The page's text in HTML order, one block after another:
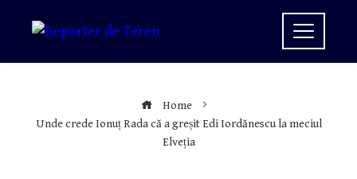
Home
Unde crede Ionuț Rada că a greșit Edi Iordănescu la meciul
Elveția